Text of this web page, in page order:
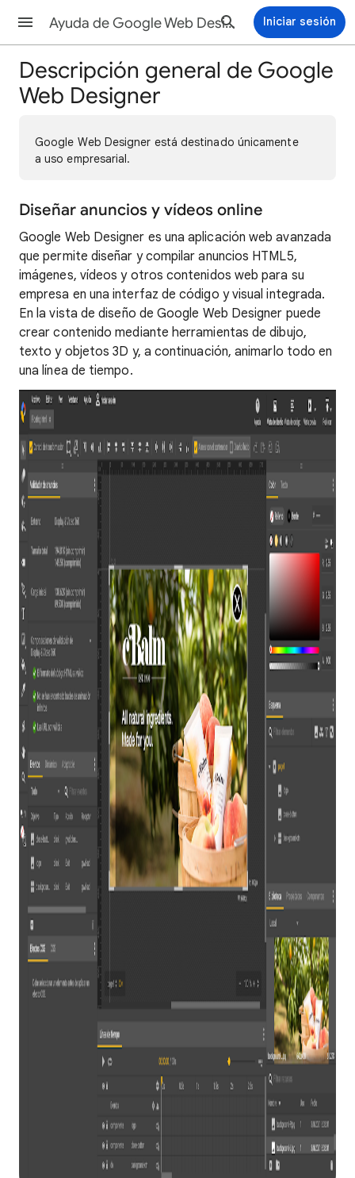
Ayuda de Google Web Designer Iniciar sesión
Descripción general de Google
Web Designer
Google Web Designer está destinado únicamente
a uso empresarial.
Diseñar anuncios y vídeos online
Google Web Designer es una aplicación web avanzada
que permite diseñar y compilar anuncios HTML5,
imágenes, vídeos y otros contenidos web para su
empresa en una interfaz de código y visual integrada.
En la vista de diseño de Google Web Designer puede
crear contenido mediante herramientas de dibujo,
texto y objetos 3D y, a continuación, animarlo todo en
una línea de tiempo.